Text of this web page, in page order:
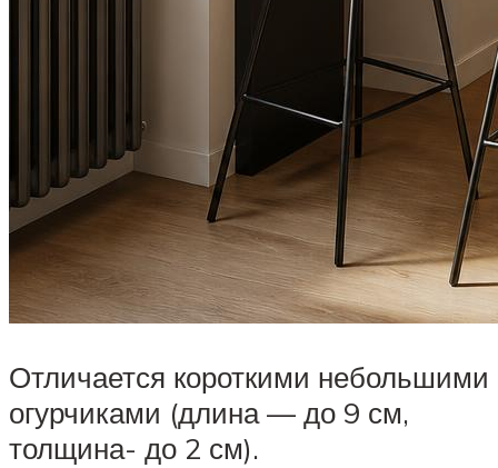
Отличается короткими небольшими
огурчиками (длина — до 9 см,
толщина- до 2 см).